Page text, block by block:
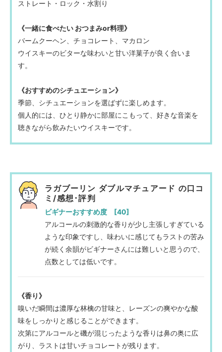
ストレート・ロック・水割り
《一緒に食べたい おつまみor料理》
バームクーヘン、チョコレート、マカロン
ウイスキーのビターな味わいと甘い洋菓子が良く合いま
す。
《おすすめのシチュエーション》
季節、シチュエーションを選ばずに楽しめます。
個人的には、ひとり静かに部屋にこもって、好きな音楽を
聴きながら飲みたいウイスキーです。
ラガブーリン ダブルマチュアード の口コ
ミ/感想･評判
ビギナーおすすめ度 [40]
アルコールの刺激的な香りが少し主張しすぎている
ような印象ですし、味わいに感じてもラストの苦み
が続く余韻がビギナーさんには難しいと思うので、
点数としては低いです。
《香り》
嗅いだ瞬間は濃厚な林檎の甘味と、レーズンの爽やかな酸
味をしっかりと感じることができます。
次第にアルコールと磯が混じったような香りは鼻の奥に広
がり、ラストは甘いチョコレートが残ります。